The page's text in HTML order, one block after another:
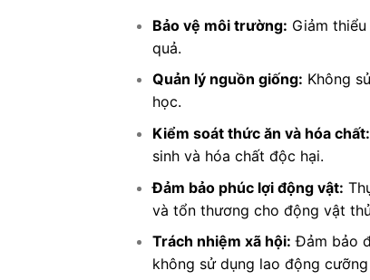
Bảo vệ môi trường: Giảm
quả.
Quản lý nguồn giống: Không
học.
Kiểm soát thức ăn và hóa chất:
sinh và hóa chất độc hại.
Đảm bảo phúc lợi động vật:
và tổn thương cho động vật
Trách nhiệm xã hội: Đảm bảo
không sử dụng lao động